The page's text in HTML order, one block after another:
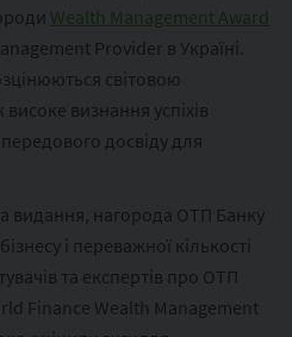
Wealth Management Award
Provider в Україні.
світовою
визнання успіхів
досвіду для
видання, нагорода ОТП Банку
і переважної кількості
та експертів про ОТП
Finance Wealth Management